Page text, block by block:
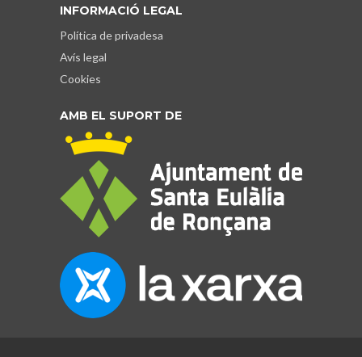
INFORMACIÓ LEGAL
Política de privadesa
Avís legal
Cookies
AMB EL SUPORT DE